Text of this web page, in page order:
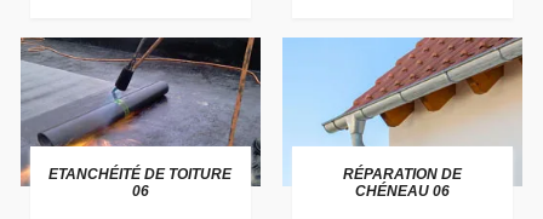
ETANCHÉITÉ DE TOITURE
06
RÉPARATION DE
CHÉNEAU 06